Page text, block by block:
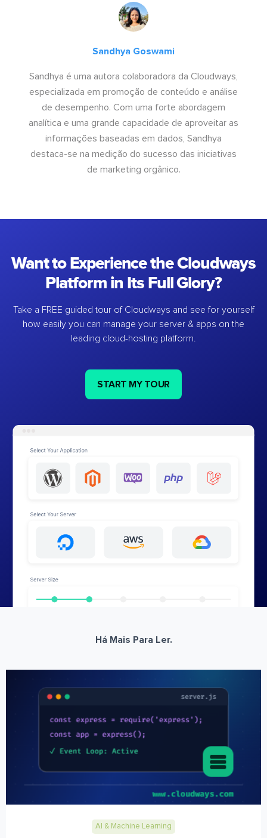
Sandhya Goswami
Sandhya é uma autora colaboradora da Cloudways,
especializada em promoção de conteúdo e análise
de desempenho. Com uma forte abordagem
analítica e uma grande capacidade de aproveitar as
informações baseadas em dados, Sandhya
destaca-se na medição do sucesso das iniciativas
de marketing orgânico.
Want to Experience the Cloudways
Platform in Its Full Glory?
Take a FREE guided tour of Cloudways and see for yourself
how easily you can manage your server & apps on the
leading cloud-hosting platform.
START MY TOUR
Há Mais Para Ler.
AI & Machine Learning